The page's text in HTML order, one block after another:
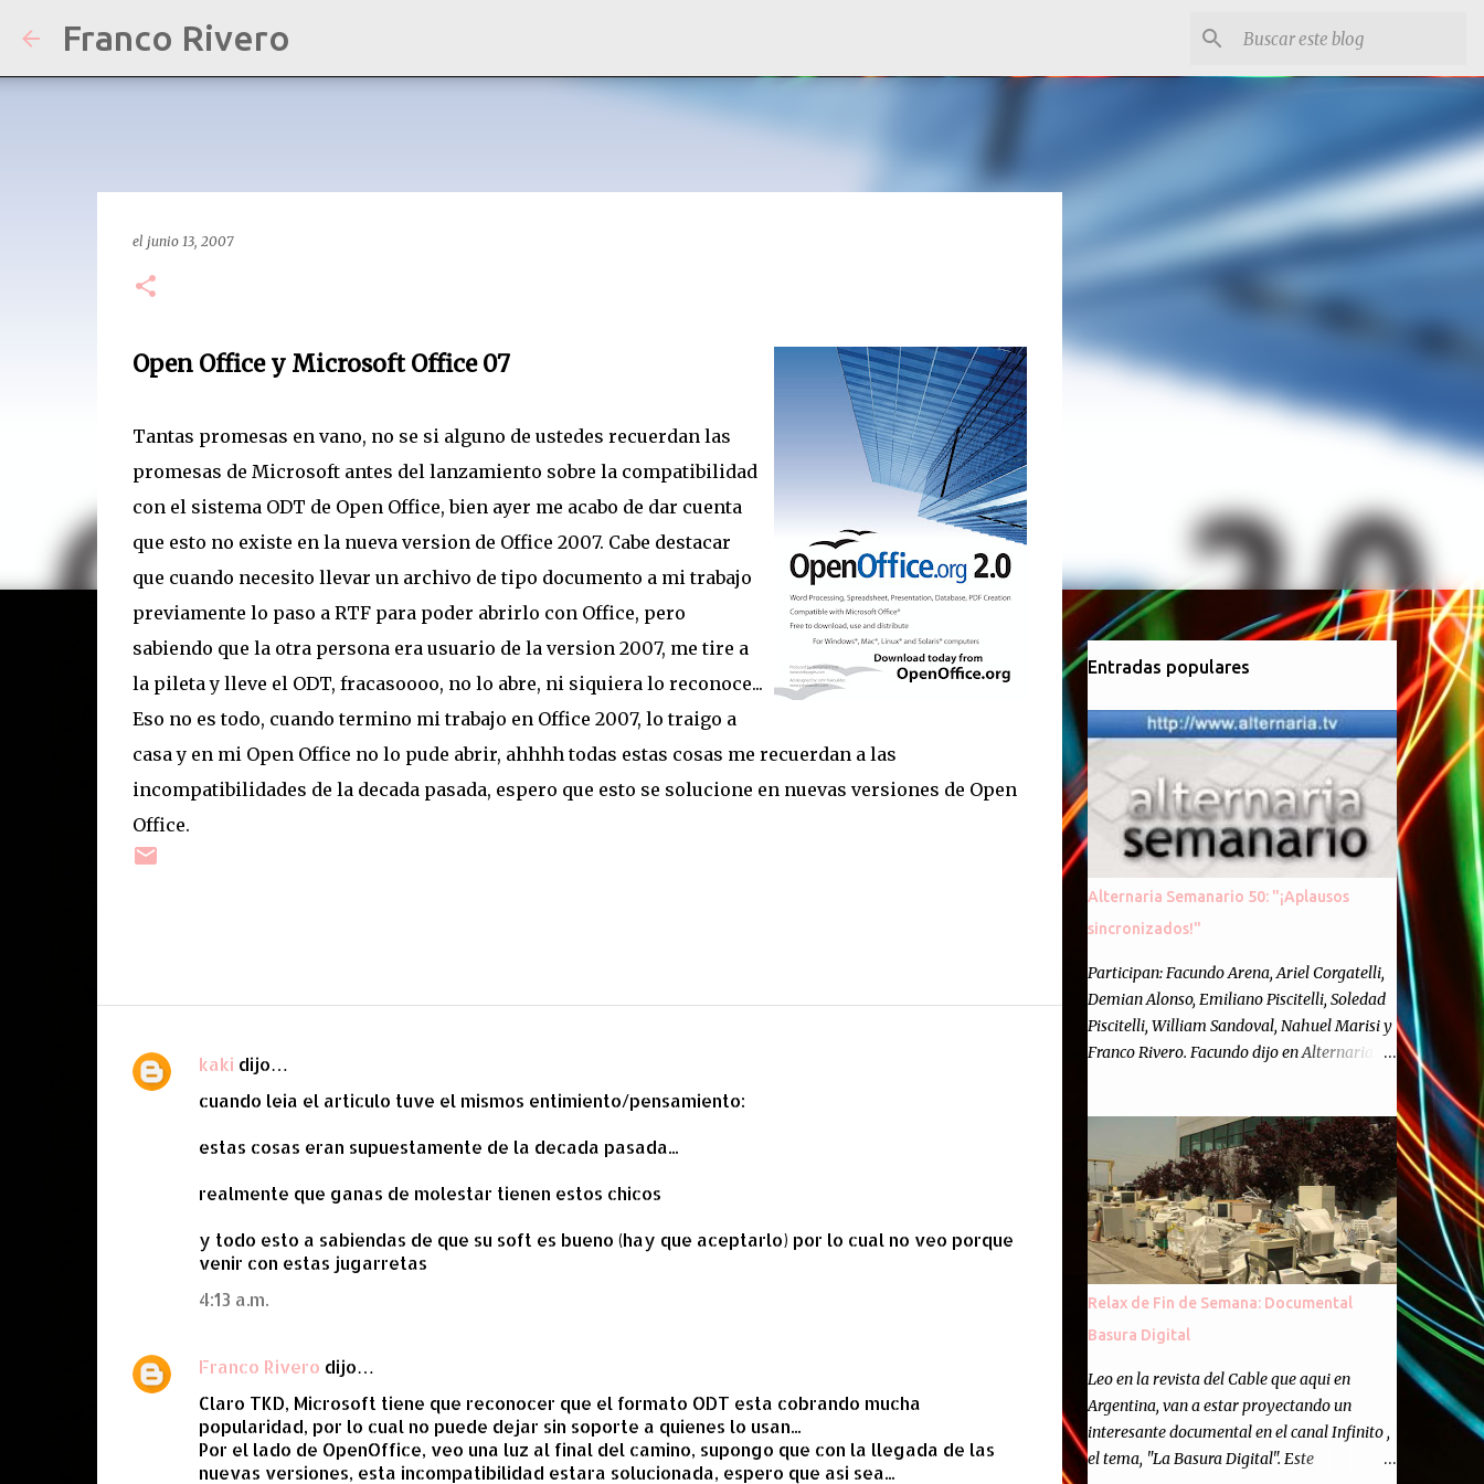
Franco Rivero
el junio 13, 2007
Open Office y Microsoft Office 07
Tantas promesas en vano, no se si alguno de ustedes recuerdan las
promesas de Microsoft antes del lanzamiento sobre la compatibilidad
con el sistema ODT de Open Office, bien ayer me acabo de dar cuenta
que esto no existe en la nueva version de Office 2007. Cabe destacar
que cuando necesito llevar un archivo de tipo documento a mi trabajo
previamente lo paso a RTF para poder abrirlo con Office, pero
sabiendo que la otra persona era usuario de la version 2007, me tire a
la pileta y lleve el ODT, fracasoooo, no lo abre, ni siquiera lo reconoce...
Eso no es todo, cuando termino mi trabajo en Office 2007, lo traigo a
casa y en mi Open Office no lo pude abrir, ahhhh todas estas cosas me recuerdan a las
incompatibilidades de la decada pasada, espero que esto se solucione en nuevas versiones de Open
Office.
C
o
s
kaki dijo…
cuando leia el articulo tuve el mismos entimiento/pensamiento:
estas cosas eran supuestamente de la decada pasada...
realmente que ganas de molestar tienen estos chicos
y todo esto a sabiendas de que su soft es bueno (hay que aceptarlo) por lo cual no veo porque
venir con estas jugarretas
4:13 a.m.
Franco Rivero dijo…
Claro TKD, Microsoft tiene que reconocer que el formato ODT esta cobrando mucha
popularidad, por lo cual no puede dejar sin soporte a quienes lo usan...
Por el lado de OpenOffice, veo una luz al final del camino, supongo que con la llegada de las
nuevas versiones, esta incompatibilidad estara solucionada, espero que asi sea...
Entradas populares
Alternaria Semanario 50: "¡Aplausos
sincronizados!"
Participan: Facundo Arena, Ariel Corgatelli,
Demian Alonso, Emiliano Piscitelli, Soledad
Piscitelli, William Sandoval, Nahuel Marisi y
Franco Rivero. Facundo dijo en Alternaria :
Cincuenta ocasiones para ponernos en
contacto con ustedes y contarles las noticias
de tecnología más importantes, desde
nuestra propia óptica: un punto de vista
independiente e informal.Para festejarlo, se
nos ocurrió que estemos todos juntos; y
cuando digo "todos" me refiero a toda la
semanario como panelista, y a ustedes. Por
eso se nos ocurrió la idea de emitir video en
vivo. La tarea no fué facil, hubo que
coordinar horarios, preparar el estudio,
configurar muchos programejos y hacer
Relax de Fin de Semana: Documental
Basura Digital
Leo en la revista del Cable que aqui en
Argentina, van a estar proyectando un
interesante documental en el canal Infinito ,
el tema, "La Basura Digital". Este